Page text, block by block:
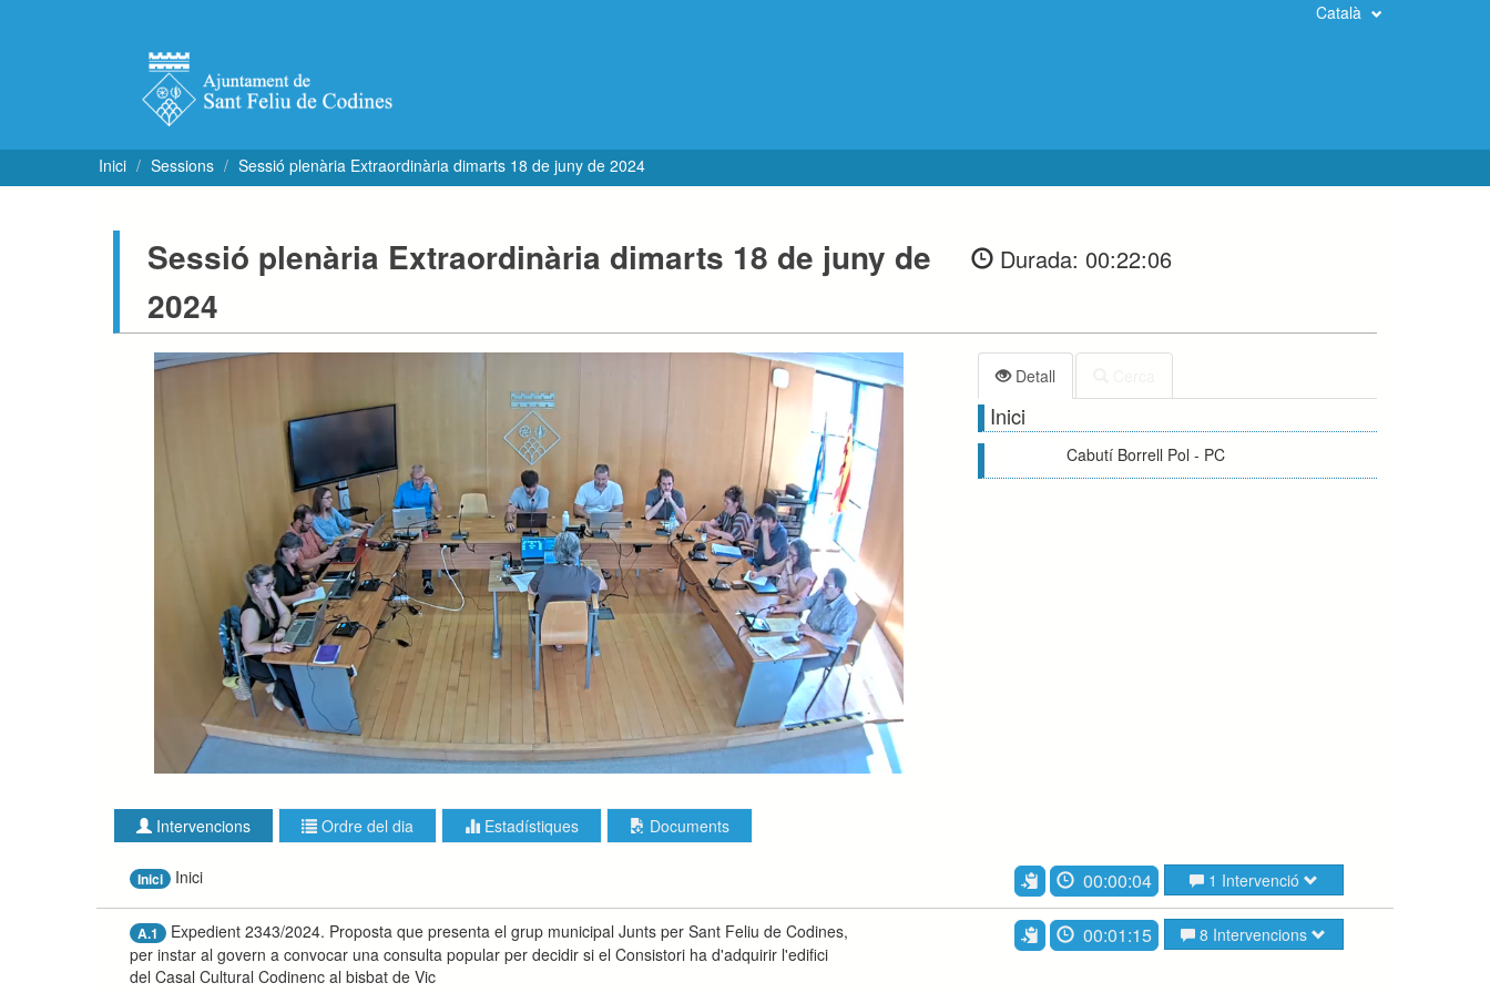
Català
Inici Sessions Sessió plenària Extraordinària dimarts 18 de juny de 2024
Sessió plenària Extraordinària dimarts 18 de juny de
2024
Durada: 00:22:06
Detall
Inici
Cabutí Borrell Pol - PC
Intervencions Ordre del dia Estadístiques Documents
Inici Inici 00:00:04 1 Intervenció
A.1
Expedient 2343/2024. Proposta que presenta el grup municipal Junts per Sant Feliu de Codines,
per instar al govern a convocar una consulta popular per decidir si el Consistori ha d'adquirir l'edifici
del Casal Cultural Codinenc al bisbat de Vic
00:01:15 8 Intervencions